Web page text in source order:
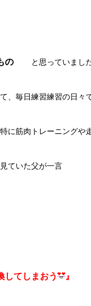
もの と思っていまし
、毎日練習練習の日々
に筋肉トレーニングや
ていた父が一言
してしまおう 』